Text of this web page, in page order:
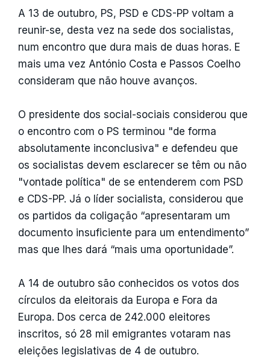
A 13 de outubro, PS, PSD e CDS-PP voltam a
reunir-se, desta vez na sede dos socialistas,
num encontro que dura mais de duas horas. E
mais uma vez António Costa e Passos Coelho
consideram que não houve avanços.
O presidente dos social-sociais considerou que
o encontro com o PS terminou "de forma
absolutamente inconclusiva" e defendeu que
os socialistas devem esclarecer se têm ou não
"vontade política" de se entenderem com PSD
e CDS-PP. Já o líder socialista, considerou que
os partidos da coligação “apresentaram um
documento insuficiente para um entendimento”
mas que lhes dará “mais uma oportunidade”.
A 14 de outubro são conhecidos os votos dos
círculos da eleitorais da Europa e Fora da
Europa. Dos cerca de 242.000 eleitores
inscritos, só 28 mil emigrantes votaram nas
eleições legislativas de 4 de outubro.